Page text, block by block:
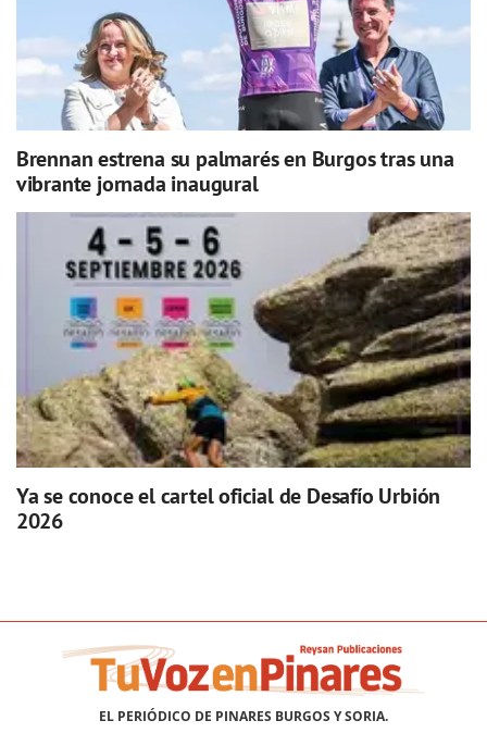
Brennan estrena su palmarés en Burgos tras una
vibrante jornada inaugural
Ya se conoce el cartel oficial de Desafío Urbión
2026
EL PERIÓDICO DE PINARES BURGOS Y SORIA.